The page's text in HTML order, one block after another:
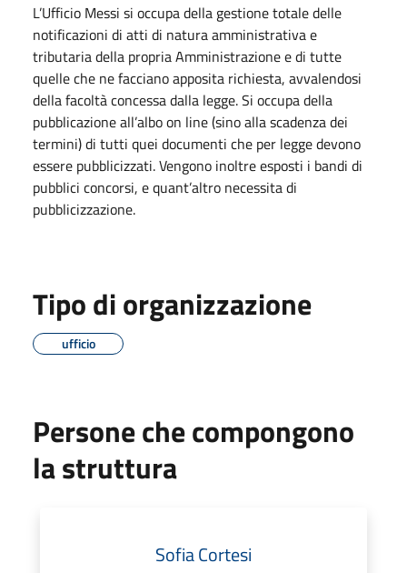
L’Ufficio Messi si occupa della gestione totale delle
notificazioni di atti di natura amministrativa e
tributaria della propria Amministrazione e di tutte
quelle che ne facciano apposita richiesta, avvalendosi
della facoltà concessa dalla legge. Si occupa della
pubblicazione all’albo on line (sino alla scadenza dei
termini) di tutti quei documenti che per legge devono
essere pubblicizzati. Vengono inoltre esposti i bandi di
pubblici concorsi, e quant’altro necessita di
pubblicizzazione.
Tipo di organizzazione
ufficio
Persone che compongono
la struttura
Sofia Cortesi